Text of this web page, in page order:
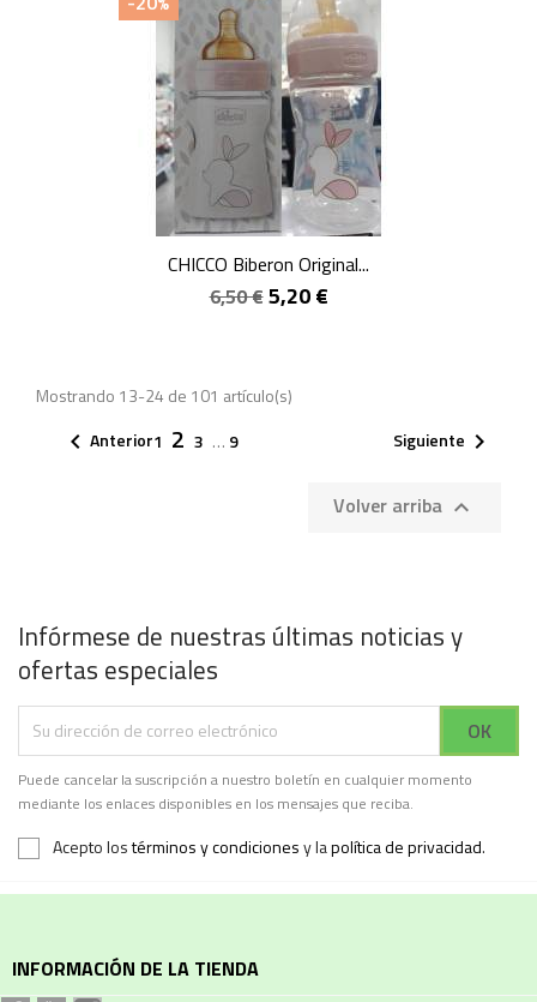
CHICCO Biberon Original...
6,50 €5,20 €
Mostrando 13-24 de 101 artículo(s)
 Anterior1 2 3 … 9 Siguiente 
Volver arriba 
Infórmese de nuestras últimas noticias y
ofertas especiales
Puede cancelar la suscripción a nuestro boletín en cualquier momento
mediante los enlaces disponibles en los mensajes que reciba.
Acepto lostérminos y condicionesy lapolítica de privacidad.
INFORMACIÓN DE LA TIENDA